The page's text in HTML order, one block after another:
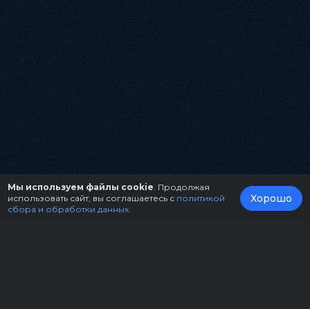
Мы используем файлы cookie . Продолжая
использовать сайт, вы соглашаетесь с политикой
сбора и обработки данных
Хорошо